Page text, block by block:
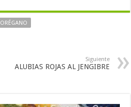
ORÉGANO
Siguiente
ALUBIAS ROJAS AL JENGIBRE